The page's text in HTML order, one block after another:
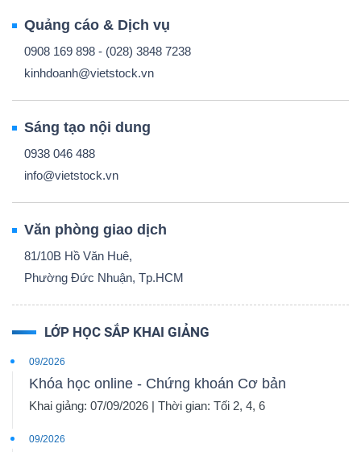
Quảng cáo & Dịch vụ
0908 169 898 - (028) 3848 7238
kinhdoanh@vietstock.vn
Sáng tạo nội dung
0938 046 488
info@vietstock.vn
Văn phòng giao dịch
81/10B Hồ Văn Huê,
Phường Đức Nhuận, Tp.HCM
LỚP HỌC SẮP KHAI GIẢNG
09/2026
Khóa học online - Chứng khoán Cơ bản
Khai giảng: 07/09/2026 | Thời gian: Tối 2, 4, 6
09/2026